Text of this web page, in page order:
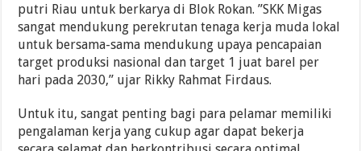
putri Riau untuk berkarya di Blok Rokan. ”SKK Migas
sangat mendukung perekrutan tenaga kerja muda lokal
untuk bersama-sama mendukung upaya pencapaian
target produksi nasional dan target 1 juat barel per
hari pada 2030,” ujar Rikky Rahmat Firdaus.
Untuk itu, sangat penting bagi para pelamar memiliki
pengalaman kerja yang cukup agar dapat bekerja